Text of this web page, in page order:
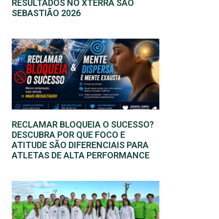
RESULTADOS NO XTERRA SÃO
SEBASTIÃO 2026
RECLAMAR BLOQUEIA O SUCESSO?
DESCUBRA POR QUE FOCO E
ATITUDE SÃO DIFERENCIAIS PARA
ATLETAS DE ALTA PERFORMANCE